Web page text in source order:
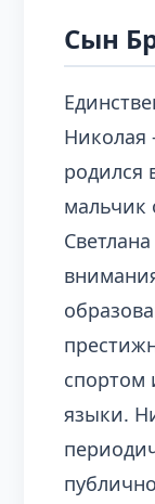
Сын
родился
мальчик
спортом
языки.